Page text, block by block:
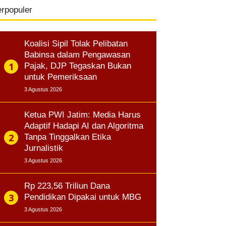
Koalisi Sipil Tolak Pelibatan
Babinsa dalam Pengawasan
Pajak, DJP Tegaskan Bukan
untuk Pemeriksaan
3 Agustus 2026
Ketua PWI Jatim: Media Harus
Adaptif Hadapi AI dan Algoritma
Tanpa Tinggalkan Etika
Jurnalistik
3 Agustus 2026
Rp 223,56 Triliun Dana
Pendidikan Dipakai untuk MBG
3 Agustus 2026